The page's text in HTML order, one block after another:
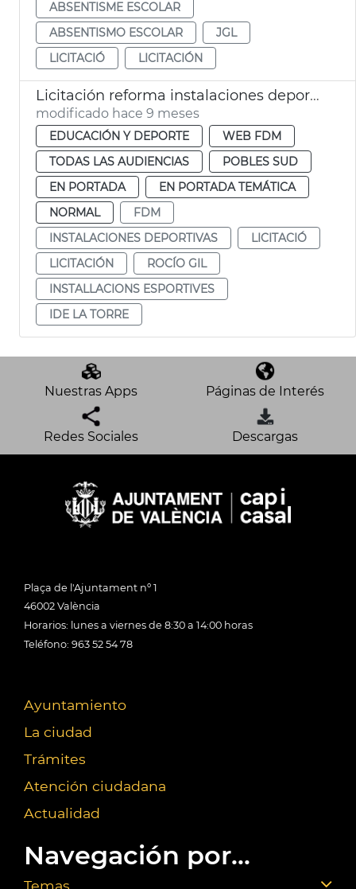
ABSENTISME ESCOLAR
ABSENTISMO ESCOLAR
JGL
LICITACIÓ
LICITACIÓN
Licitación reforma instalaciones deportivas municipales La Torre
modificado hace 9 meses
EDUCACIÓN Y DEPORTE
WEB FDM
TODAS LAS AUDIENCIAS
POBLES SUD
EN PORTADA
EN PORTADA TEMÁTICA
NORMAL
FDM
INSTALACIONES DEPORTIVAS
LICITACIÓ
LICITACIÓN
ROCÍO GIL
INSTALLACIONS ESPORTIVES
IDE LA TORRE
Nuestras Apps Páginas de Interés
Redes Sociales Descargas
Plaça de l'Ajuntament nº 1
46002 València
Horarios: lunes a viernes de 8:30 a 14:00 horas
Teléfono: 963 52 54 78
Ayuntamiento
La ciudad
Trámites
Atención ciudadana
Actualidad
Navegación por...
Temas